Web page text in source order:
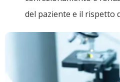
del paziente e il rispetto